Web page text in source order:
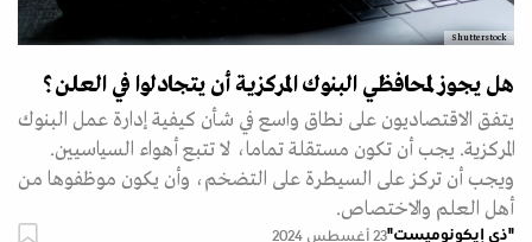
Shutterstock
هل يجوز لمحافظي البنوك المركزية أن يتجادلوا في العلن؟
يتفق الاقتصاديون على نطاق واسع في شأن كيفية إدارة عمل البنوك
المركزية. يجب أن تكون مستقلة تماما، لا تتبع أهواء السياسيين.
ويجب أن تركز على السيطرة على التضخم، وأن يكون موظفوها من
أهل العلم والاختصاص.
"ذي إيكونوميست"23 أغسطس 2024